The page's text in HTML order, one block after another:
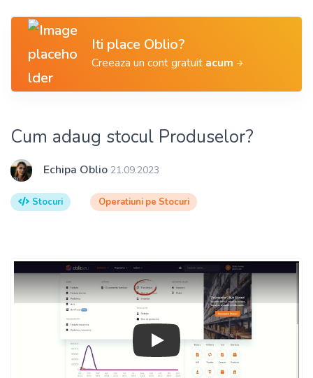
Iti place Oblio?
Creeaza un cont gratuit acum
Cum adaug stocul Produselor?
Echipa Oblio 21.09.2023
Stocuri Operatiuni pe Stocuri